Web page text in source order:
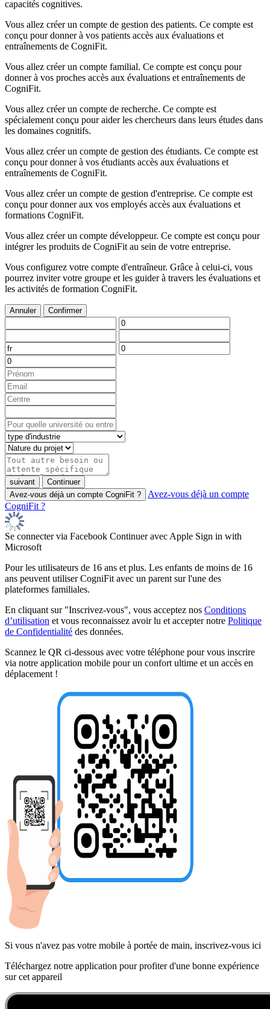
capacités cognitives.
Vous allez créer un compte de gestion des patients. Ce compte est
conçu pour donner à vos patients accès aux évaluations et
entraînements de CogniFit.
Vous allez créer un compte familial. Ce compte est conçu pour
donner à vos proches accès aux évaluations et entraînements de
CogniFit.
Vous allez créer un compte de recherche. Ce compte est
spécialement conçu pour aider les chercheurs dans leurs études dans
les domaines cognitifs.
Vous allez créer un compte de gestion des étudiants. Ce compte est
conçu pour donner à vos étudiants accès aux évaluations et
entraînements de CogniFit.
Vous allez créer un compte de gestion d'entreprise. Ce compte est
conçu pour donner aux vos employés accès aux évaluations et
formations CogniFit.
Vous allez créer un compte développeur. Ce compte est conçu pour
intégrer les produits de CogniFit au sein de votre entreprise.
Vous configurez votre compte d'entraîneur. Grâce à celui-ci, vous
pourrez inviter votre groupe et les guider à travers les évaluations et
les activités de formation CogniFit.
Avez-vous déjà un compte
CogniFit ?
Se connecter via Facebook Continuer avec Apple Sign in with
Microsoft
Pour les utilisateurs de 16 ans et plus. Les enfants de moins de 16
ans peuvent utiliser CogniFit avec un parent sur l'une des
plateformes familiales.
En cliquant sur "Inscrivez-vous", vous acceptez nos Conditions
d’utilisation et vous reconnaissez avoir lu et accepter notre Politique
de Confidentialité des données.
Scannez le QR ci-dessous avec votre téléphone pour vous inscrire
via notre application mobile pour un confort ultime et un accès en
déplacement !
Si vous n'avez pas votre mobile à portée de main, inscrivez-vous ici
Téléchargez notre application pour profiter d'une bonne expérience
sur cet appareil